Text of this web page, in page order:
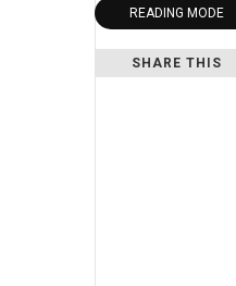
READING MODE
SHARE THIS